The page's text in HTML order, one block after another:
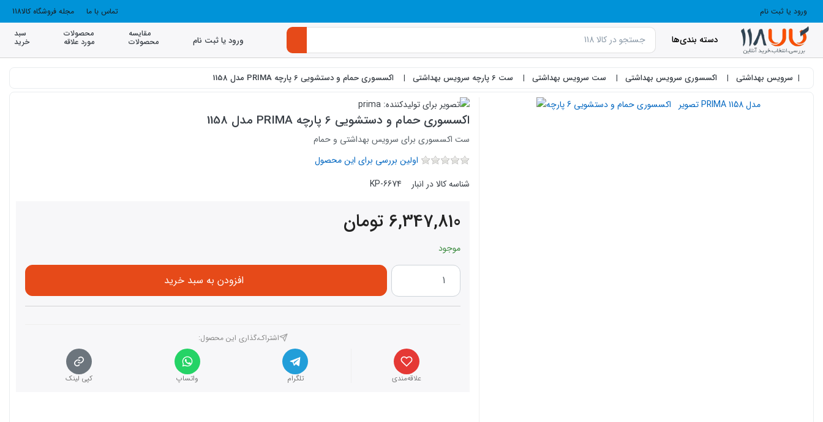
ورود یا ثبت نام تماس با ما مجله فروشگاه کالا118
دسته بندی‌ها ورود یا ثبت نام
مقایسه
محصولات
محصولات
مورد علاقه
سبد
خرید
سرویس بهداشتی اکسسوری سرویس بهداشتی ست سرویس بهداشتی ست 6 پارچه سرویس بهداشتی اکسسوری حمام و دستشویی 6 پارچه PRIMA مدل 1158
اکسسوری حمام و دستشویی 6 پارچه PRIMA مدل 1158
ست اکسسوری برای سرویس بهداشتی و حمام
اولین بررسی برای این محصول
شناسه کالا در انبار
KP-6674
6,347,810 تومان
موجود
افزودن به سبد خرید
اشتراک،گذاری این محصول‌:
علاقه‌مندی تلگرام واتساپ کپی لینک